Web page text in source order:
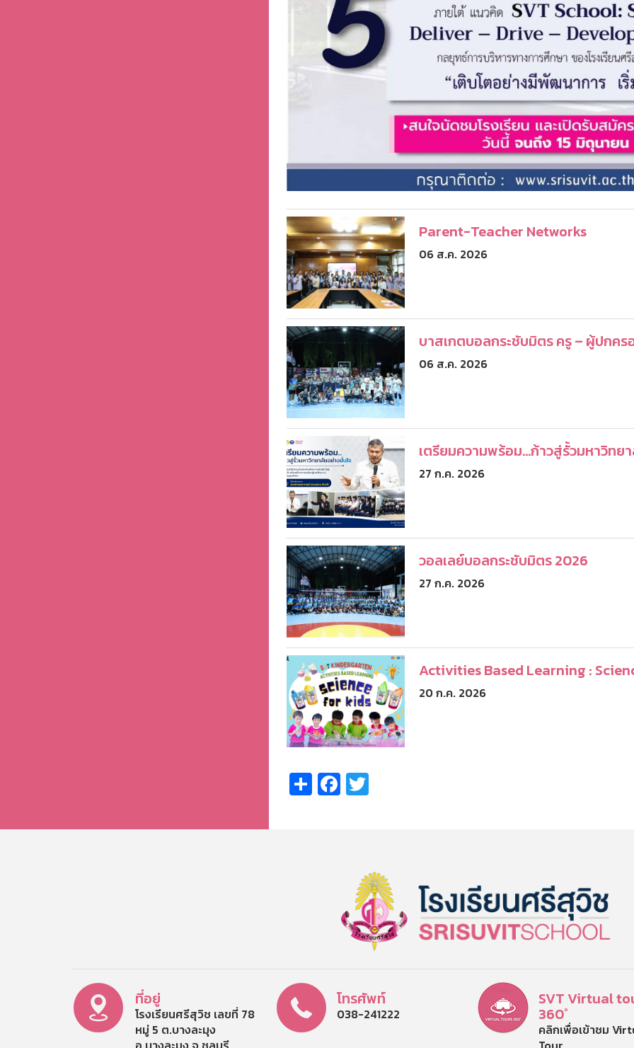
Parent-Teacher Networks
06 ส.ค. 2026
บาสเกตบอลกระชับมิตร ครู – ผู้ปกคร
06 ส.ค. 2026
เตรียมความพร้อม...ก้าวสู่รั้วมหาวิทย
27 ก.ค. 2026
วอลเลย์บอลกระชับมิตร 2026
27 ก.ค. 2026
Activities Based Learning :
20 ก.ค. 2026
ShareFacebook
Twitter
ที่อยู่
โรงเรียนศรีสุวิช เลขที่ 78
หมู่ 5 ต.บางละมุง
โทรศัพท์
038-241222
SVT Virtual
360°
คลิกเพื่อเข้าชม